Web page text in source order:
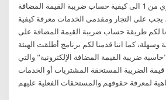
الميلادي الارقام بالانجليزي من 1 الى كيفية حساب ضريبة القيمة المضافة
يجب على التجار ومقدمي الخدمات معرفة كيفية
لكم طريقة حساب ضريبة القيمة المضافة على
كما اننا قدمنا لكم برنامج أطلقت الهيئة
ضريبة القيمة المضافة الإلكترونية" والتي
قيمة الضريبة المستحقة المشتريات أو الخدمات
لمعرفة حقوقهم والمستحقات الفعلية عليهم